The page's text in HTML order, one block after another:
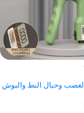
وحبال النط والبوش